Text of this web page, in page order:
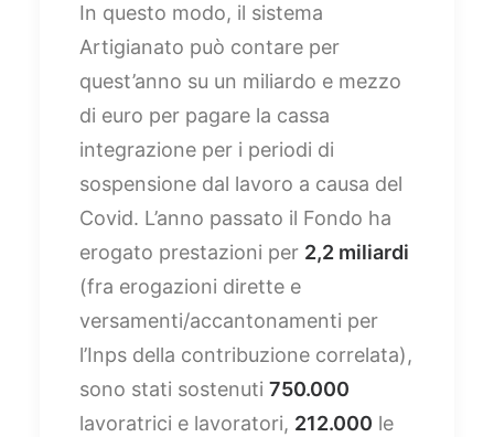
In questo modo, il sistema
Artigianato può contare per
quest’anno su un miliardo e mezzo
di euro per pagare la cassa
integrazione per i periodi di
sospensione dal lavoro a causa del
Covid. L’anno passato il Fondo ha
erogato prestazioni per 2,2 miliardi
(fra erogazioni dirette e
versamenti/accantonamenti per
l’Inps della contribuzione correlata),
sono stati sostenuti 750.000
lavoratrici e lavoratori, 212.000 le